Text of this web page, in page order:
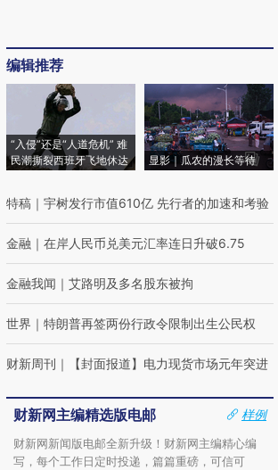
编辑推荐
“入侵”还是“人道危机” 难
民潮撕裂西班牙飞地休达
显影｜瓜农的漫长等待
特稿 ｜ 宇树发行市值610亿 先行者的加速和考验
金融 ｜ 在岸人民币兑美元汇率连日升破6.75
金融我闻 ｜ 艾路明及多名股东被拘
世界 ｜ 特朗普再签两份行政令限制出生公民权
财新周刊 ｜ 【封面报道】电力现货市场元年突进
财新网主编精选版电邮
样例
财新网新闻版电邮全新升级！财新网主编精心编
写，每个工作日定时投递，篇篇重磅，可信可